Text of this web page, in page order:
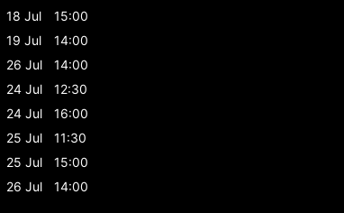
18 Jul
15:00
19 Jul
14:00
26 Jul
14:00
24 Jul
12:30
24 Jul
16:00
25 Jul
11:30
25 Jul
15:00
26 Jul
14:00